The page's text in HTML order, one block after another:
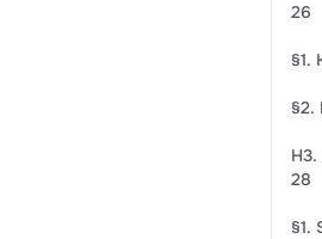
26
§1.
§2.
28
§1.